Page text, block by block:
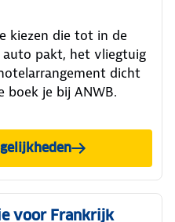
kiezen die tot in de
pakt, het vliegtuig
dicht
boek je bij ANWB.
voor Frankrijk